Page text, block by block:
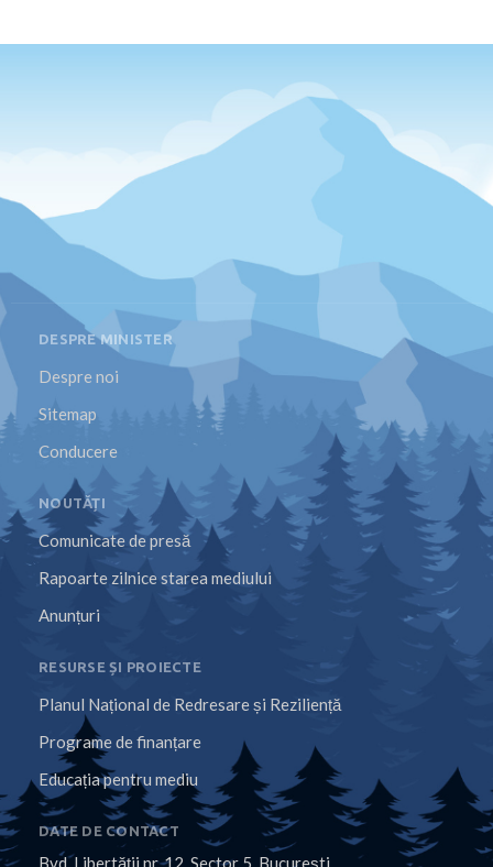
DESPRE MINISTER
Despre noi
Sitemap
Conducere
NOUTĂȚI
Comunicate de presă
Rapoarte zilnice starea mediului
Anunțuri
RESURSE ȘI PROIECTE
Planul Național de Redresare și Reziliență
Programe de finanțare
Educația pentru mediu
DATE DE CONTACT